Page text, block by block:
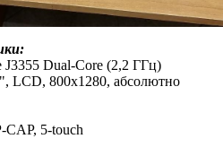
Dual-Core (2,2 ГГц)
LCD, 800х1280, абсолютно
CAP, 5-touch